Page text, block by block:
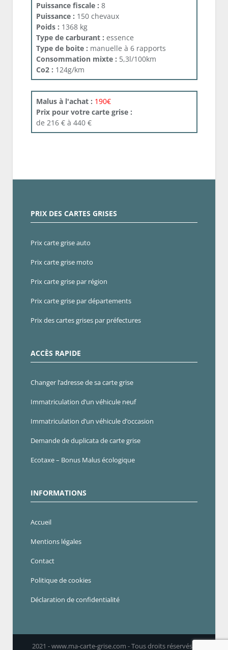
Puissance fiscale : 8
Puissance : 150 chevaux
Poids : 1368 kg
Type de carburant : essence
Type de boite : manuelle à 6 rapports
Consommation mixte : 5,3l/100km
Co2 : 124g/km
Malus à l'achat : 190€
Prix pour votre carte grise :
de 216 € à 440 €
PRIX DES CARTES GRISES
Prix carte grise auto
Prix carte grise moto
Prix carte grise par région
Prix carte grise par départements
Prix des cartes grises par préfectures
ACCÈS RAPIDE
Changer l’adresse de sa carte grise
Immatriculation d’un véhicule neuf
Immatriculation d’un véhicule d’occasion
Demande de duplicata de carte grise
Ecotaxe – Bonus Malus écologique
INFORMATIONS
Accueil
Mentions légales
Contact
Politique de cookies
Déclaration de confidentialité
2021 - www.ma-carte-grise.com - Tous droits réservés -